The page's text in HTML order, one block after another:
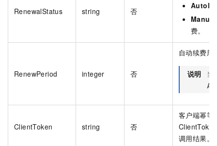
RenewalStatus string 否
费。
RenewPeriod integer 否
自动续费周
说明
当
ClientToken string 否
客户端幂等
调用结果。